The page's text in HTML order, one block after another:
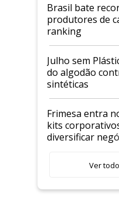
Brasil bate
produtores de
ranking
Julho sem
do algodão
sintéticas
Frimesa entra
kits
diversificar
Ver